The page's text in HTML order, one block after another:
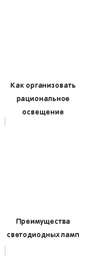
Как организовать
рациональное
освещение
Преимущества
светодиодных ламп